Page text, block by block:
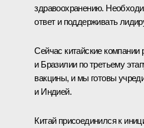
здравоохранению.
ответ и поддерживать
Сейчас китайские компании
и Бразилии по третьему
вакцины, и мы готовы
и Индией.
Китай присоединился к